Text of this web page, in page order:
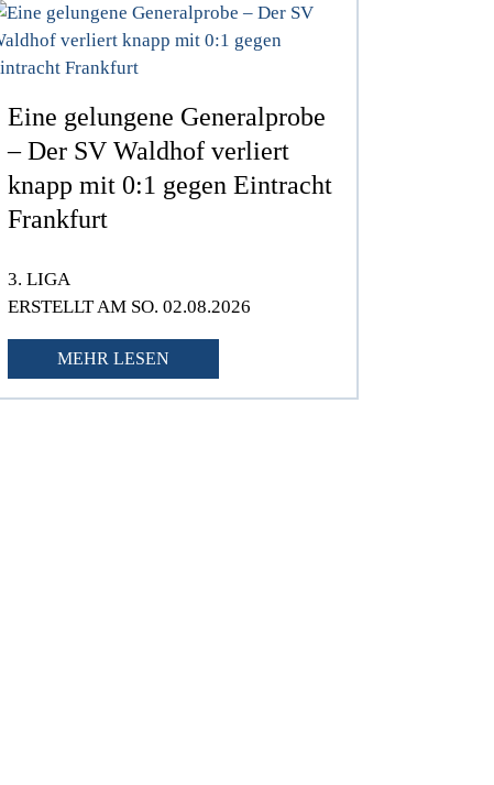
Eine gelungene Generalprobe
– Der SV Waldhof verliert
knapp mit 0:1 gegen Eintracht
Frankfurt
3. LIGA
ERSTELLT AM SO. 02.08.2026
MEHR LESEN